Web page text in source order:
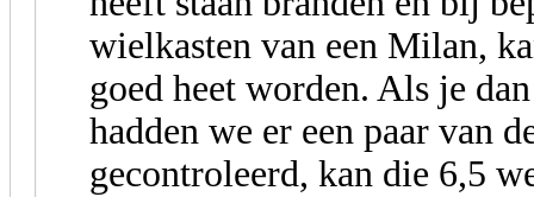
wielkasten van een Milan,
goed heet worden. Als je
hadden we er een paar van
gecontroleerd, kan die 6,5